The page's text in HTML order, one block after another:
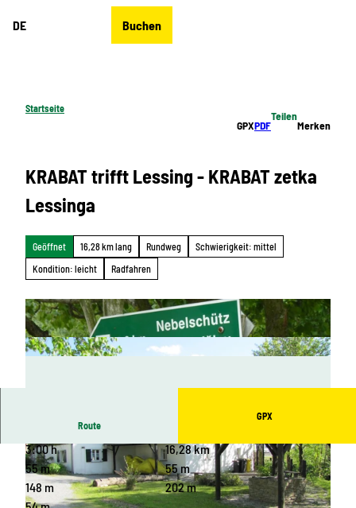
DE Buchen
Startseite
GPXPDF
Teilen
Merken
KRABAT trifft Lessing - KRABAT zetka
Lessinga
Geöffnet 16,28 km lang Rundweg
Schwierigkeit: mittel
Kondition: leicht
Radfahren
Route
GPX
3:00 h
16,28 km
55 m
55 m
148 m
202 m